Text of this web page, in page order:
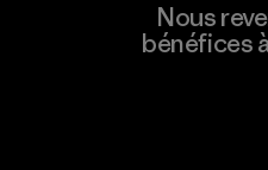
Nous
bénéfices